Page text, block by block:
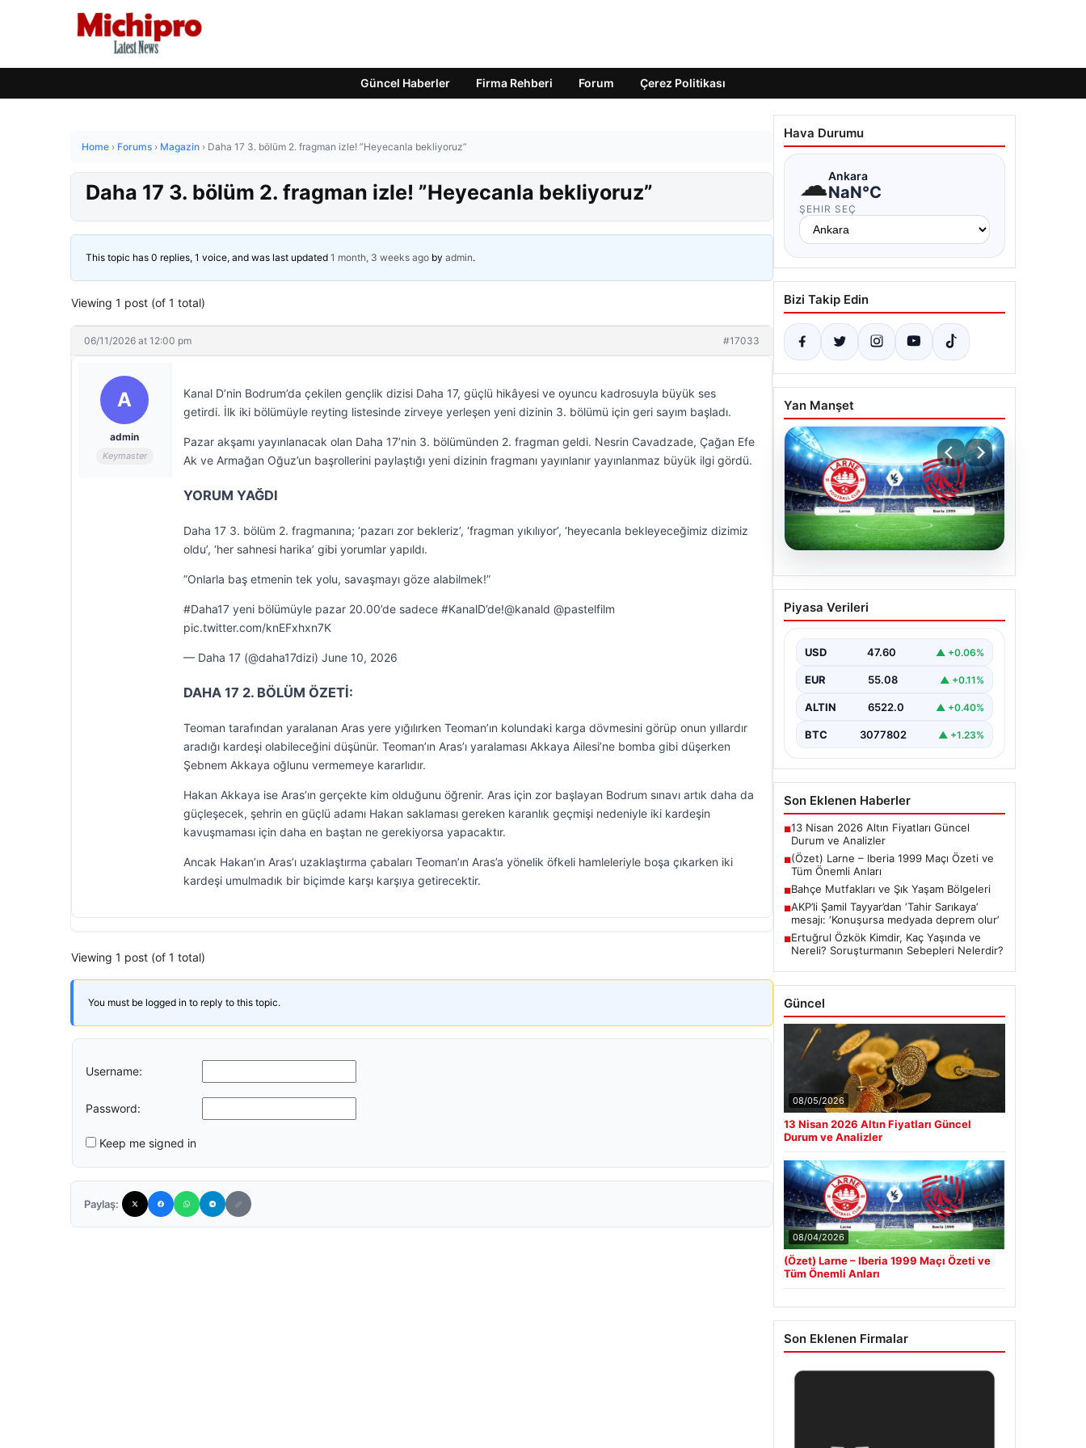
Güncel Haberler Firma Rehberi Forum Çerez Politikası
Home › Forums › Magazin › Daha 17 3. bölüm 2. fragman izle! ”Heyecanla bekliyoruz”
Daha 17 3. bölüm 2. fragman izle! ”Heyecanla bekliyoruz”
This topic has 0 replies, 1 voice, and was last updated 1 month, 3 weeks ago by admin.
Viewing 1 post (of 1 total)
06/11/2026 at 12:00 pm #17033
A
admin
Keymaster
Kanal D’nin Bodrum’da çekilen gençlik dizisi Daha 17, güçlü hikâyesi ve oyuncu kadrosuyla büyük ses
getirdi. İlk iki bölümüyle reyting listesinde zirveye yerleşen yeni dizinin 3. bölümü için geri sayım başladı.
Pazar akşamı yayınlanacak olan Daha 17’nin 3. bölümünden 2. fragman geldi. Nesrin Cavadzade, Çağan Efe
Ak ve Armağan Oğuz’un başrollerini paylaştığı yeni dizinin fragmanı yayınlanır yayınlanmaz büyük ilgi gördü.
YORUM YAĞDI
Daha 17 3. bölüm 2. fragmanına; ‘pazarı zor bekleriz’, ‘fragman yıkılıyor’, ‘heyecanla bekleyeceğimiz dizimiz
oldu’, ‘her sahnesi harika’ gibi yorumlar yapıldı.
”Onlarla baş etmenin tek yolu, savaşmayı göze alabilmek!”
#Daha17 yeni bölümüyle pazar 20.00’de sadece #KanalD’de!@kanald @pastelfilm
pic.twitter.com/knEFxhxn7K
— Daha 17 (@daha17dizi) June 10, 2026
DAHA 17 2. BÖLÜM ÖZETİ:
Teoman tarafından yaralanan Aras yere yığılırken Teoman’ın kolundaki karga dövmesini görüp onun yıllardır
aradığı kardeşi olabileceğini düşünür. Teoman’ın Aras’ı yaralaması Akkaya Ailesi’ne bomba gibi düşerken
Şebnem Akkaya oğlunu vermemeye kararlıdır.
Hakan Akkaya ise Aras’ın gerçekte kim olduğunu öğrenir. Aras için zor başlayan Bodrum sınavı artık daha da
güçleşecek, şehrin en güçlü adamı Hakan saklaması gereken karanlık geçmişi nedeniyle iki kardeşin
kavuşmaması için daha en baştan ne gerekiyorsa yapacaktır.
Ancak Hakan’ın Aras’ı uzaklaştırma çabaları Teoman’ın Aras’a yönelik öfkeli hamleleriyle boşa çıkarken iki
kardeşi umulmadık bir biçimde karşı karşıya getirecektir.
Viewing 1 post (of 1 total)
You must be logged in to reply to this topic.
Username:
Password:
Keep me signed in
Paylaş:
Hava Durumu
☁Ankara
NaN°C
ŞEHIR SEÇ
Bizi Takip Edin
Yan Manşet
04.08.2026
(Özet) Larne – Iberia 1999
Maçı Özeti ve Tüm Önemli
Piyasa Verileri
USD 47.60 ▲ +0.06%
EUR 55.08 ▲ +0.11%
ALTIN 6522.0 ▲ +0.40%
BTC 3077802 ▲ +1.23%
Son Eklenen Haberler
■13 Nisan 2026 Altın Fiyatları Güncel
Durum ve Analizler
■(Özet) Larne – Iberia 1999 Maçı Özeti ve
Tüm Önemli Anları
■Bahçe Mutfakları ve Şık Yaşam Bölgeleri
■AKP’li Şamil Tayyar’dan ‘Tahir Sarıkaya’
mesajı: ‘Konuşursa medyada deprem olur’
■Ertuğrul Özkök Kimdir, Kaç Yaşında ve
Nereli? Soruşturmanın Sebepleri Nelerdir?
Güncel
08/05/2026
13 Nisan 2026 Altın Fiyatları Güncel
Durum ve Analizler
08/04/2026
(Özet) Larne – Iberia 1999 Maçı Özeti ve
Tüm Önemli Anları
Son Eklenen Firmalar